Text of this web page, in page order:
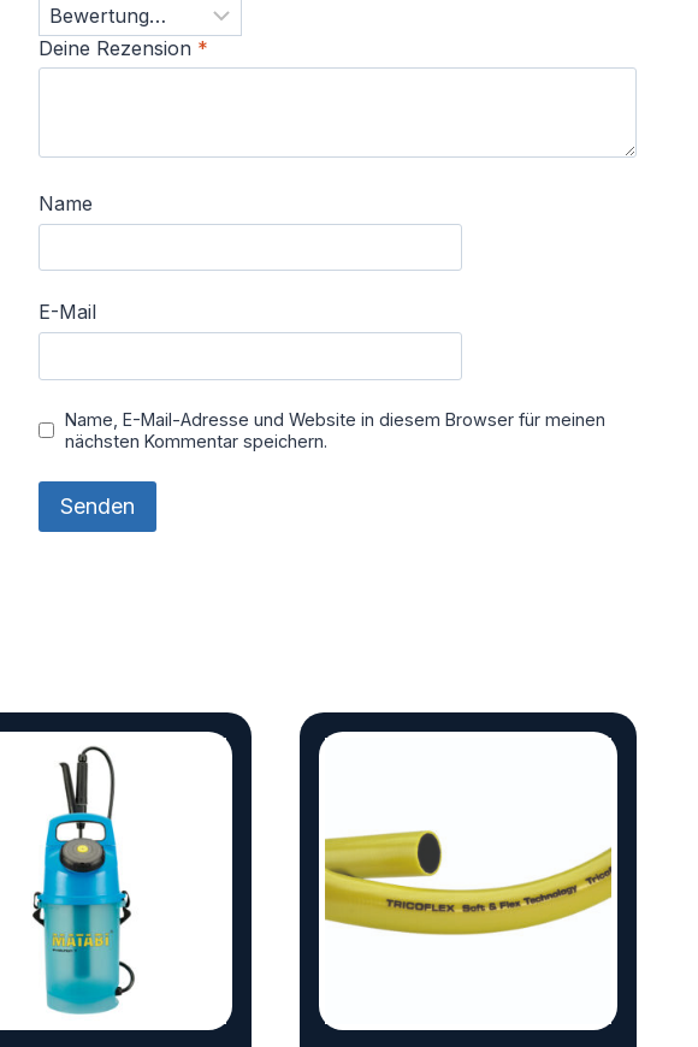
Deine Rezension *
Name
E-Mail
Name, E-Mail-Adresse und Website in diesem Browser für meinen
nächsten Kommentar speichern.